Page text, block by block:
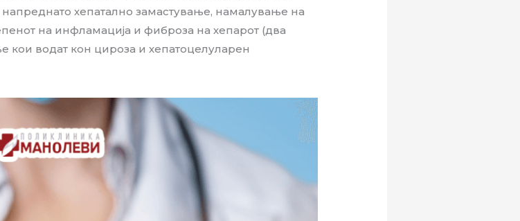
хепатално замастување, намалување на
на инфламација и фиброза на хепарот (два
кои водат кон цироза и хепатоцелуларен